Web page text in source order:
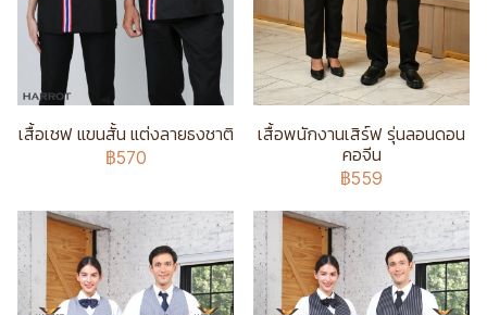
เสื้อเชฟ แขนสั้น แต่งลายธงชาติ
฿570
เสื้อพนักงานเสิร์ฟ รุ่นลอนดอน
คอจีน
฿559